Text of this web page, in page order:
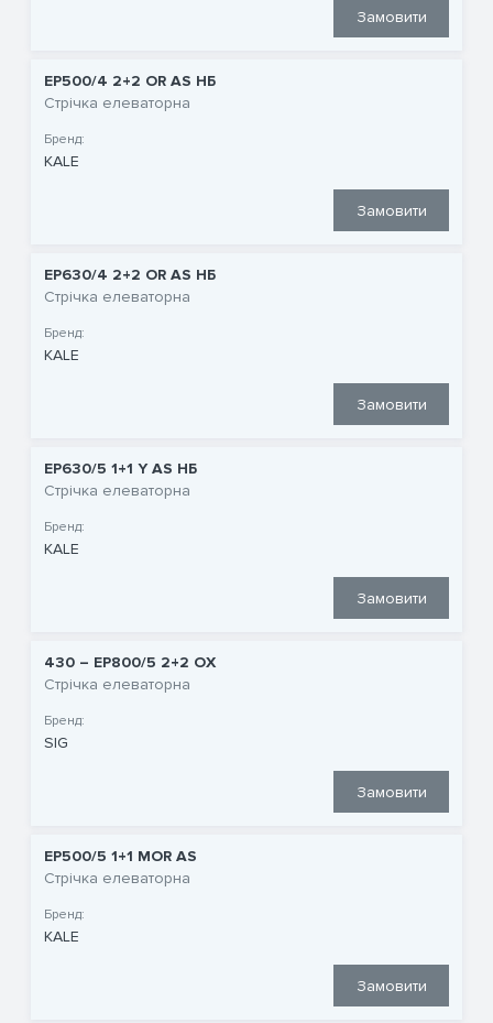
Замовити
EP500/4 2+2 OR AS НБ
Стрічка елеваторна
Бренд:
KALE
Замовити
EP630/4 2+2 OR AS НБ
Стрічка елеваторна
Бренд:
KALE
Замовити
EP630/5 1+1 Y AS НБ
Стрічка елеваторна
Бренд:
KALE
Замовити
430 – EP800/5 2+2 OX
Стрічка елеваторна
Бренд:
SIG
Замовити
EP500/5 1+1 MOR AS
Стрічка елеваторна
Бренд:
KALE
Замовити